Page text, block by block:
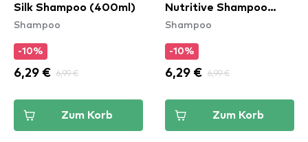
Silk Shampoo (400ml)
Shampoo
-10%
6,29 € 6,99 €
Zum Korb
Nutritive Shampoo
(400ml)
Shampoo
-10%
6,29 € 6,99 €
Zum Korb